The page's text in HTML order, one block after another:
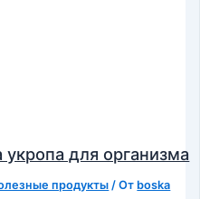
для организма
продукты / От boska